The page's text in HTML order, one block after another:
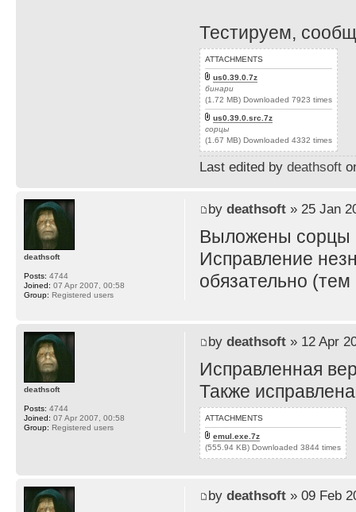
Тестируем,
ATTACHMENTS
us0.39.0.7z
бинари
(1.72 MB) Downloaded 7923 times
us0.39.0.src.7z
сорцы
(1.67 MB) Downloaded 4332 times
Last edited by deathsoft
by deathsoft» 25 Jan
Выложены сорцы
Исправление
обязательно
deathsoft
Posts: 4744
Joined: 07 Apr 2007, 00:58
Group: Registered users
by deathsoft» 12 Apr
Исправленная
Также
ATTACHMENTS
emul.exe.7z
(555.94 KB) Downloaded 3844 times
deathsoft
Posts: 4744
Joined: 07 Apr 2007, 00:58
Group: Registered users
by deathsoft» 09 Feb